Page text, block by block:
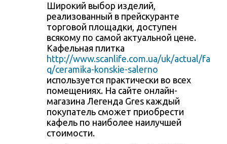
Широкий выбор изделий,
реализованный в прейскуранте
торговой площадки, доступен
всякому по самой актуальной цене.
Кафельная плитка
http://www.scanlife.com.ua/uk/actual/fa
q/ceramika-konskie-salerno
используется практически во всех
помещениях. На сайте онлайн-
магазина Легенда Gres каждый
покупатель сможет приобрести
кафель по наиболее наилучшей
стоимости.